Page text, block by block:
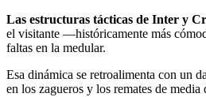
Las estructuras tácticas de Inter y
el visitante —históricamente más
faltas en la medular.
Esa dinámica se retroalimenta con un
en los zagueros y los remates de